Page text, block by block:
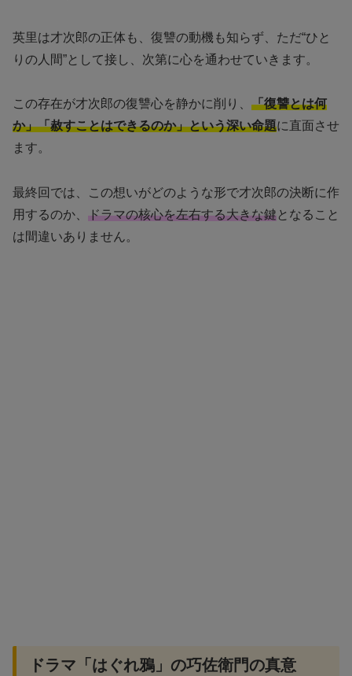
英里は才次郎の正体も、復讐の動機も知らず、ただ“ひと
りの人間”として接し、次第に心を通わせていきます。
この存在が才次郎の復讐心を静かに削り、 「復讐とは何
か」「赦すことはできるのか」という深い命題に直面させ
ます。
最終回では、この想いがどのような形で才次郎の決断に作
用するのか、 ドラマの核心を左右する大きな鍵となること
は間違いありません。
ドラマ「はぐれ鴉」の巧佐衛門の真意